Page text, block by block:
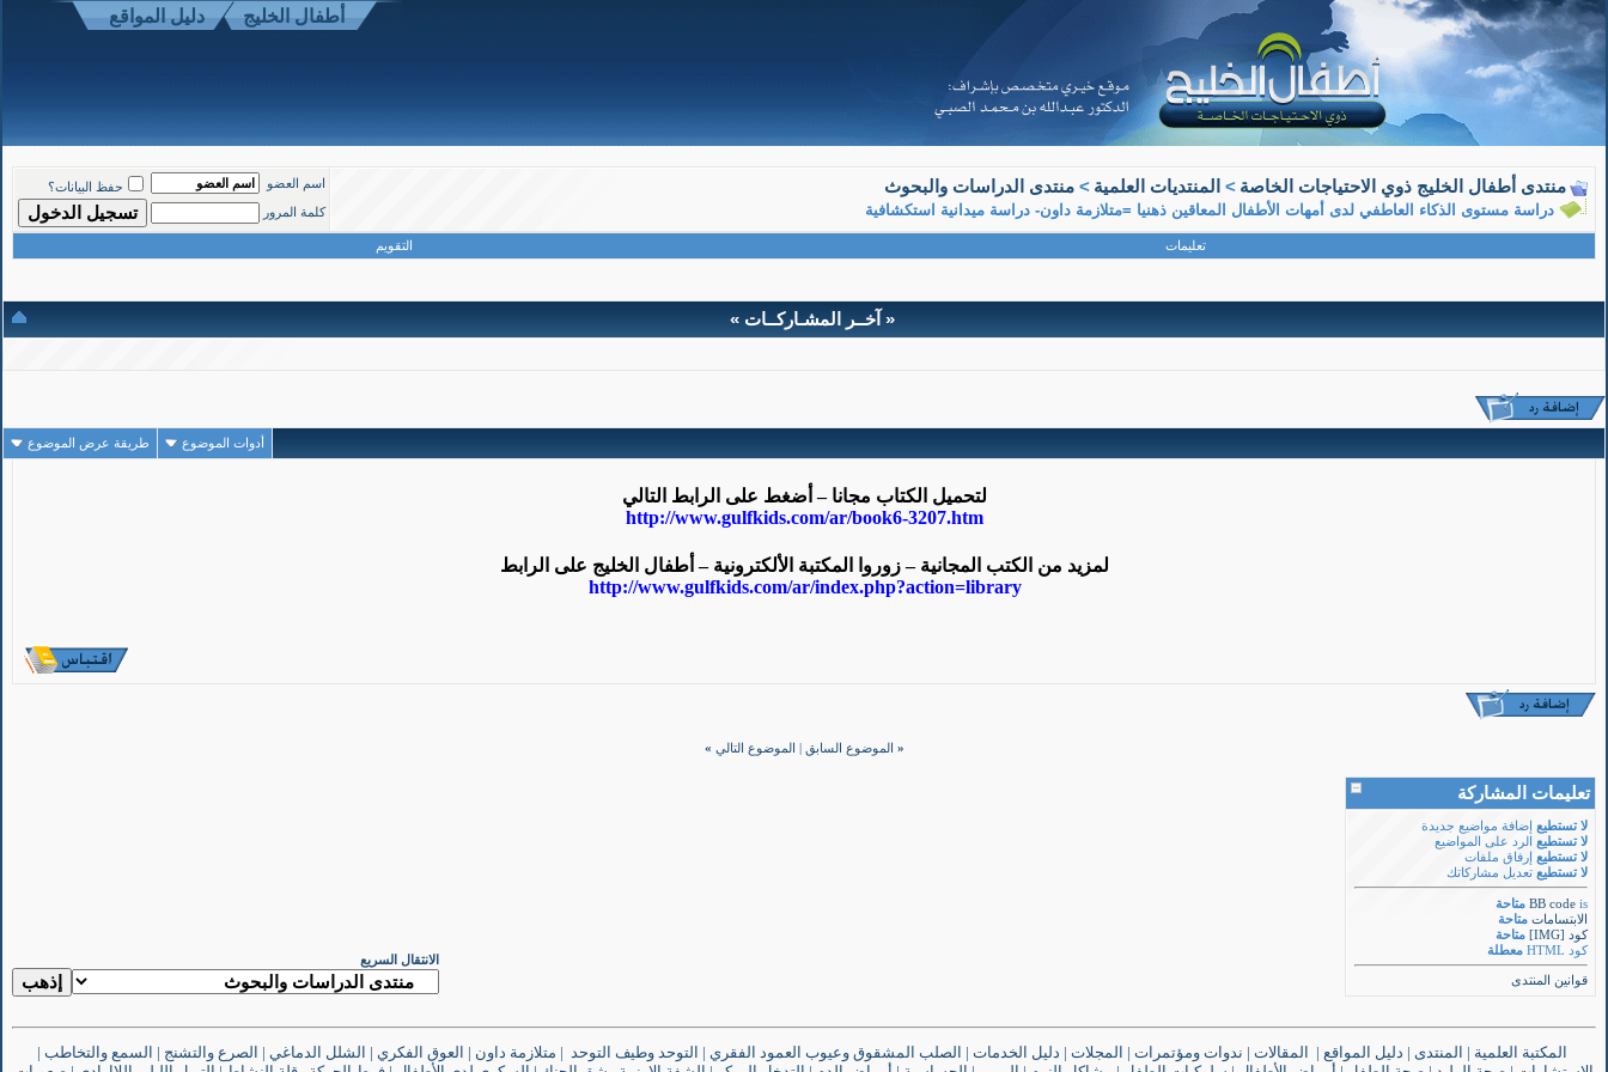
أطفال الخليج دليل المواقع
منتدى أطفال الخليج ذوي الاحتياجات الخاصة > المنتديات العلمية > منتدى الدراسات والبحوث
دراسة مستوى الذكاء العاطفي لدى أمهات الأطفال المعاقين ذهنيا =متلازمة داون- دراسة ميدانية استكشافية
اسم العضو
حفظ البيانات؟
كلمة المرور
تعليمات التقويم
« آخــر المشـاركــات »
أدوات الموضوع طريقة عرض الموضوع
معلم متقاعد
عضو ذهبي
تاريخ التسجيل: Mar 2008
المشاركات: 1,190
أ. سميرة بوزقاق.
لتحميل الكتاب مجانا – أضغط على الرابط التالي
http://www.gulfkids.com/ar/book6-3207.htm
لمزيد من الكتب المجانية – زوروا المكتبة الألكترونية – أطفال الخليج على الرابط
http://www.gulfkids.com/ar/index.php?action=library
« الموضوع السابق الموضوع التالي »
تعليمات المشاركة
لا تستطيع إضافة مواضيع جديدة
لا تستطيع الرد على المواضيع
لا تستطيع إرفاق ملفات
لا تستطيع تعديل مشاركاتك
BB code is
متاحة
الابتسامات متاحة
كود [IMG]
متاحة
كود HTML
معطلة
قوانين المنتدى
الانتقال السريع
المكتبة العلمية | المنتدى | دليل المواقع | المقالات | ندوات ومؤتمرات | المجلات | دليل الخدمات | الصلب المشقوق وعيوب العمود الفقري | التوحد وطيف التوحد | متلازمة داون | العوق الفكري | الشلل الدماغي | الصرع والتشنج | السمع والتخاطب |